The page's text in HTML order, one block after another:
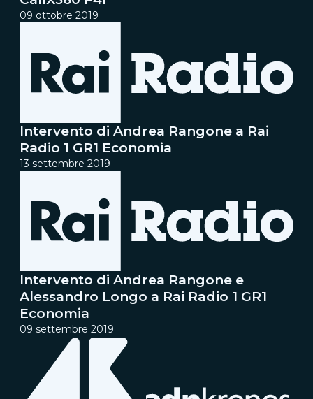
09 ottobre 2019
Intervento di Andrea Rangone a Rai
Radio 1 GR1 Economia
13 settembre 2019
Intervento di Andrea Rangone e
Alessandro Longo a Rai Radio 1 GR1
Economia
09 settembre 2019